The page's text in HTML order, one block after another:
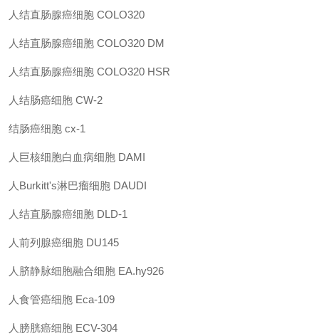
人结直肠腺癌细胞 COLO320
人结直肠腺癌细胞 COLO320 DM
人结直肠腺癌细胞 COLO320 HSR
人结肠癌细胞 CW-2
结肠癌细胞 cx-1
人巨核细胞白血病细胞 DAMI
人Burkitt's淋巴瘤细胞 DAUDI
人结直肠腺癌细胞 DLD-1
人前列腺癌细胞 DU145
人脐静脉细胞融合细胞 EA.hy926
人食管癌细胞 Eca-109
人膀胱癌细胞 ECV-304